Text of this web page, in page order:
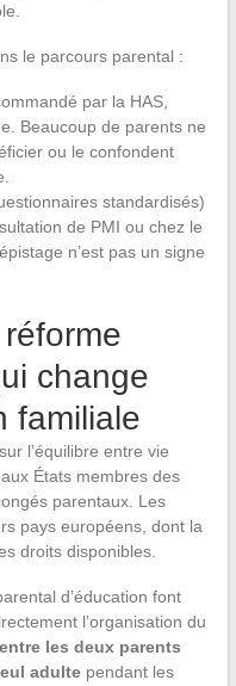
le parcours parental :
par la HAS,
Beaucoup de parents ne
ou le confondent
standardisés)
de PMI ou chez le
n’est pas un signe
change
familiale
l’équilibre entre vie
États membres des
parentaux. Les
pays européens, dont la
droits disponibles.
d’éducation font
l’organisation du
les deux parents
adultependant les